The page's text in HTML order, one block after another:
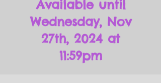
Available until
Wednesday, Nov
27th, 2024 at
11:59pm